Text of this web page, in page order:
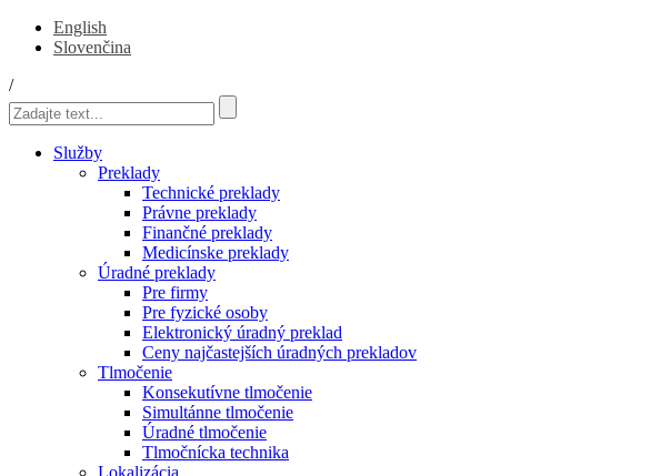
English
Slovenčina
/
Služby
Preklady
Technické preklady
Právne preklady
Finančné preklady
Medicínske preklady
Úradné preklady
Pre firmy
Pre fyzické osoby
Elektronický úradný preklad
Ceny najčastejších úradných prekladov
Tlmočenie
Konsekutívne tlmočenie
Simultánne tlmočenie
Úradné tlmočenie
Tlmočnícka technika
Lokalizácia